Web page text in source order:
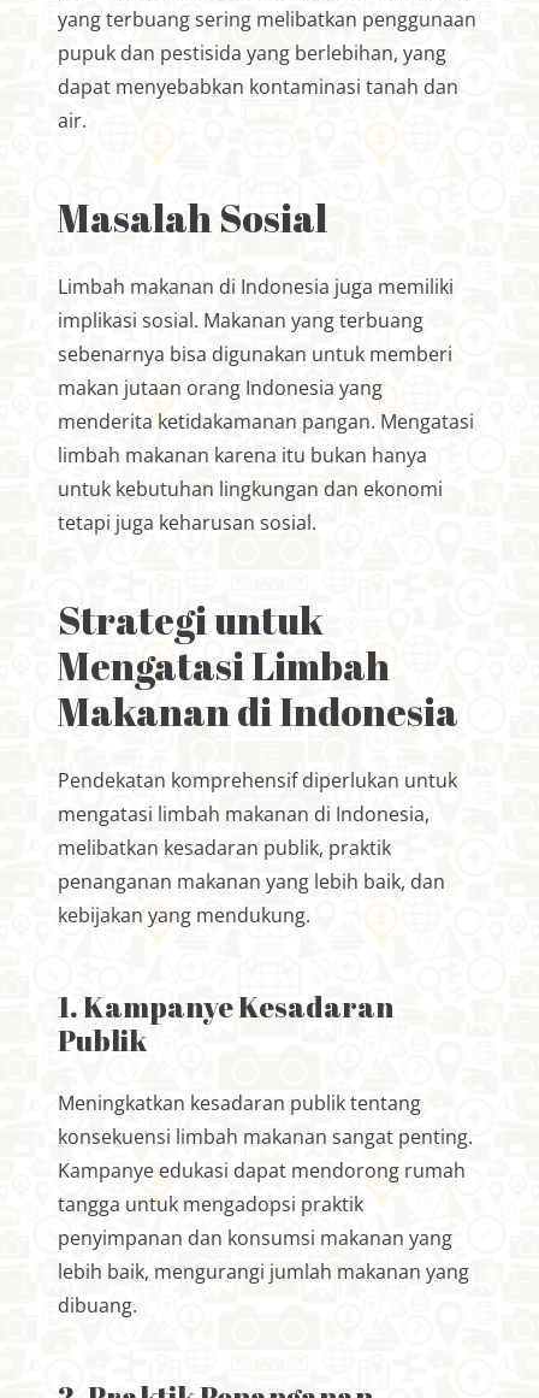
yang terbuang sering melibatkan penggunaan
pupuk dan pestisida yang berlebihan, yang
dapat menyebabkan kontaminasi tanah dan
air.
Masalah Sosial
Limbah makanan di Indonesia juga memiliki
implikasi sosial. Makanan yang terbuang
sebenarnya bisa digunakan untuk memberi
makan jutaan orang Indonesia yang
menderita ketidakamanan pangan. Mengatasi
limbah makanan karena itu bukan hanya
untuk kebutuhan lingkungan dan ekonomi
tetapi juga keharusan sosial.
Strategi untuk
Mengatasi Limbah
Makanan di Indonesia
Pendekatan komprehensif diperlukan untuk
mengatasi limbah makanan di Indonesia,
melibatkan kesadaran publik, praktik
penanganan makanan yang lebih baik, dan
kebijakan yang mendukung.
1. Kampanye Kesadaran
Publik
Meningkatkan kesadaran publik tentang
konsekuensi limbah makanan sangat penting.
Kampanye edukasi dapat mendorong rumah
tangga untuk mengadopsi praktik
penyimpanan dan konsumsi makanan yang
lebih baik, mengurangi jumlah makanan yang
dibuang.